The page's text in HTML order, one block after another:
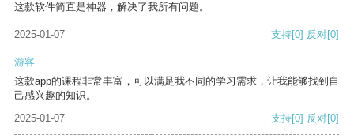
这款软件简直是神器，解决了我所有问题。
2025-01-07 支持[0] 反对[0]
游客
这款app的课程非常丰富，可以满足我不同的学习需求，让我能够找到自
己感兴趣的知识。
2025-01-07
支持[0] 反对[0]